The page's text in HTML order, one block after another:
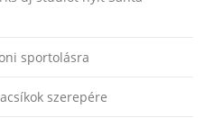
sportolásra
szerepére